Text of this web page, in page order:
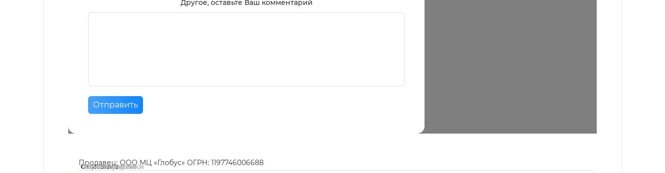
Другое, оставьте Ваш комментарий
Отправить
Продавец: ООО МЦ «Глобус» ОГРН: 1197746006688
Описание
Характеристики
Комментарии